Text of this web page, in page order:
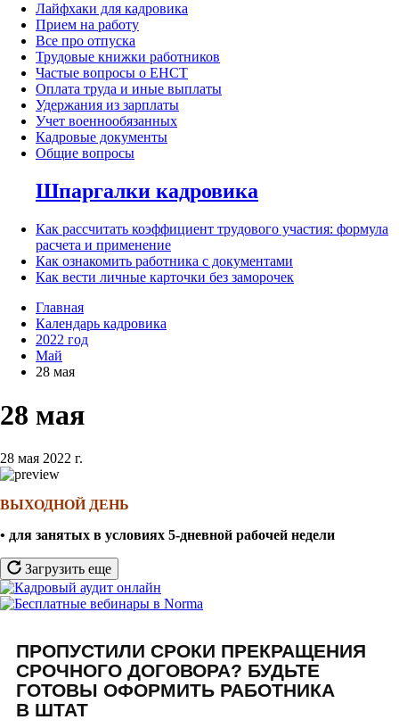
Лайфхаки для кадровика
Прием на работу
Все про отпуска
Трудовые книжки работников
Частые вопросы о ЕНСТ
Оплата труда и иные выплаты
Удержания из зарплаты
Учет военнообязанных
Кадровые документы
Общие вопросы
Шпаргалки кадровика
Как рассчитать коэффициент трудового участия: формула
расчета и применение
Как ознакомить работника с документами
Как вести личные карточки без заморочек
Главная
Календарь кадровика
2022 год
Май
28 мая
28 мая
28 мая 2022 г.
ВЫХОДНОЙ ДЕНЬ
• для занятых в условиях 5-дневной рабочей недели
Загрузить еще
ПРОПУСТИЛИ СРОКИ ПРЕКРАЩЕНИЯ
СРОЧНОГО ДОГОВОРА? БУДЬТЕ
ГОТОВЫ ОФОРМИТЬ РАБОТНИКА
В ШТАТ